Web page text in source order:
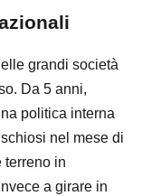
grandi società
Da 5 anni,
politica interna
nel mese di
terreno in
a girare in